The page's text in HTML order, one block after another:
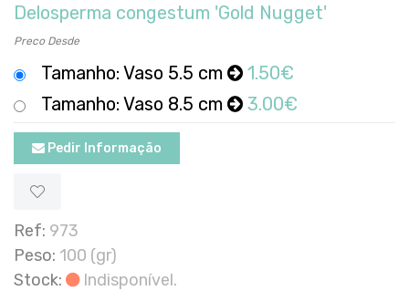
Delosperma congestum 'Gold Nugget'
Preco Desde
Tamanho: Vaso 5.5 cm
1.50€
Tamanho: Vaso 8.5 cm
3.00€
Pedir Informação
Ref: 973
Peso: 100 (gr)
Stock:
Indisponível.